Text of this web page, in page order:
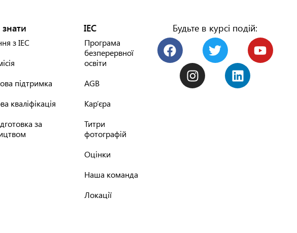
з IEC
підтримка
кваліфікація
за
IEC
Програма
безперервної
освіти
AGB
Кар’єра
Титри
фотографій
Оцінки
Наша команда
Локації
Будьте в курсі подій: